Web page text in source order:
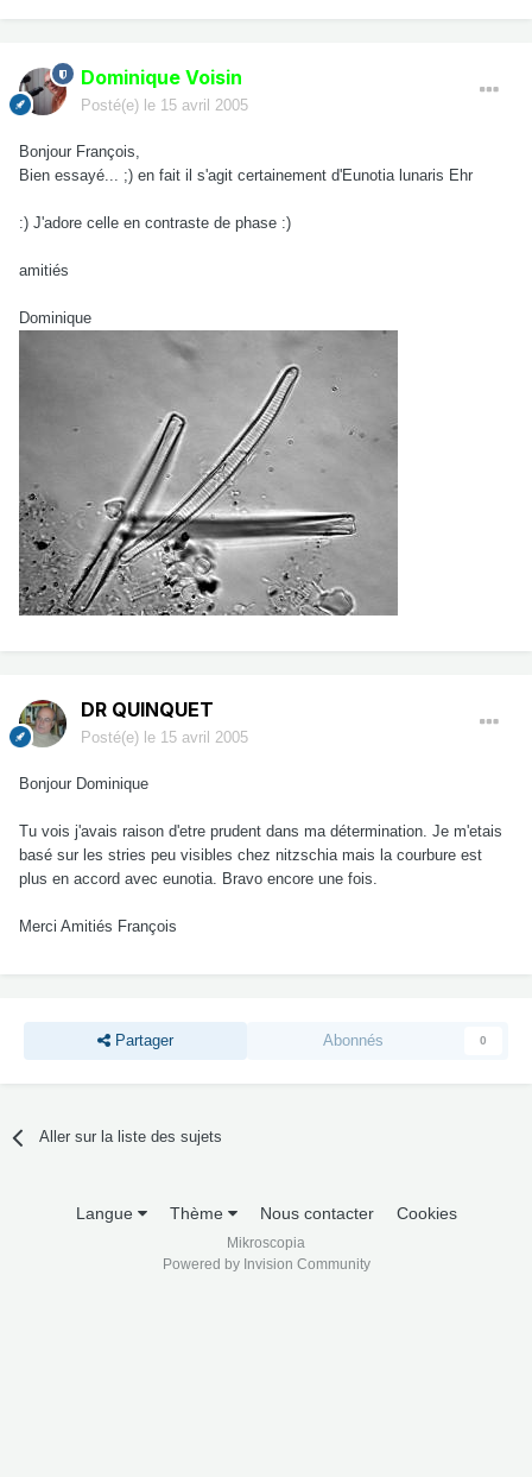
Dominique Voisin
Posté(e) le 15 avril 2005
Bonjour François,
Bien essayé... ;) en fait il s'agit certainement d'Eunotia lunaris Ehr
:) J'adore celle en contraste de phase :)
amitiés
Dominique
DR QUINQUET
Posté(e) le 15 avril 2005
Bonjour Dominique
Tu vois j'avais raison d'etre prudent dans ma détermination. Je m'etais
basé sur les stries peu visibles chez nitzschia mais la courbure est
plus en accord avec eunotia. Bravo encore une fois.
Merci Amitiés François
Partager Abonnés 0
Aller sur la liste des sujets
Langue Thème Nous contacter Cookies
Mikroscopia
Powered by Invision Community